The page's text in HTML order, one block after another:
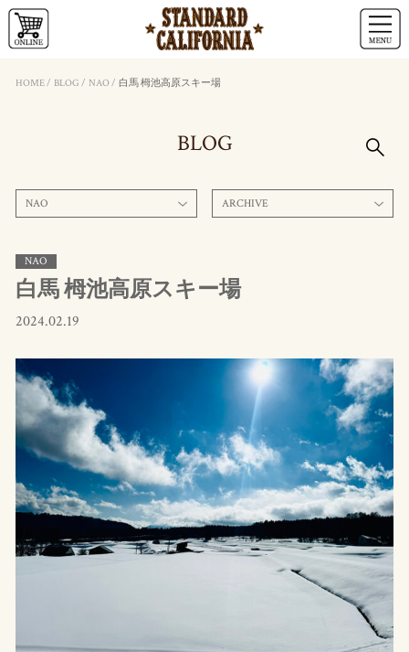
HOME/ BLOG / NAO/ 白馬 栂池高原スキー場
BLOG
NAO ARCHIVE
NAO
白馬 栂池高原スキー場
2024.02.19